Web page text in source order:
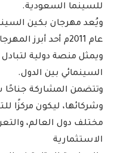
للسينما السعودية.
ويُعد مهرجان بكين
عام 2011م أحد أبرز
ويمثل منصة دولية لتبادل
السينمائي بين الدول.
وتتضمن المشاركة جناحًا
وشركائها، ليكون مركزًا
مختلف دول العالم،
الاستثمارية